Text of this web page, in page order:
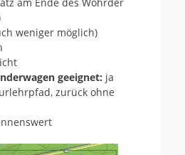
weniger möglich)
geeignet: ja
zurück ohne